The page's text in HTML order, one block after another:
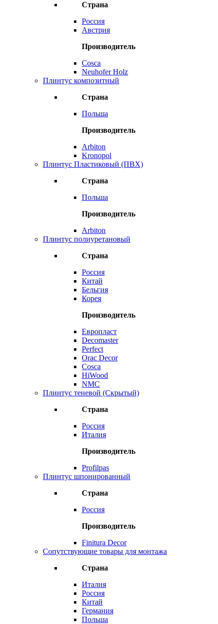
Страна
Россия
Австрия
Производитель
Cosca
Neuhofer Holz
Плинтус композитный
Страна
Польша
Производитель
Arbiton
Kronopol
Плинтус Пластиковый (ПВХ)
Страна
Польша
Производитель
Arbiton
Плинтус полиуретановый
Страна
Россия
Китай
Бельгия
Корея
Производитель
Европласт
Decomaster
Perfect
Orac Decor
Cosca
HiWood
NMC
Плинтус теневой (Скрытый)
Страна
Россия
Италия
Производитель
Profilpas
Плинтус шпонированный
Страна
Россия
Производитель
Finitura Decor
Сопутствующие товары для монтажа
Страна
Италия
Россия
Китай
Германия
Польша